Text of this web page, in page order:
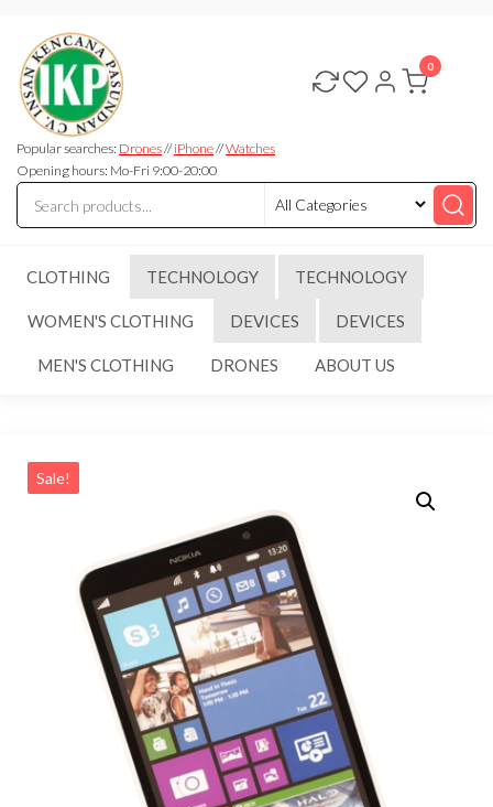
the
content
Popular searches: Drones//iPhone//Watches
Opening hours: Mo-Fri 9:00-20:00
0
CLOTHING TECHNOLOGY TECHNOLOGY
WOMEN'S CLOTHING DEVICES DEVICES
MEN'S CLOTHING DRONES ABOUT US
Sale!